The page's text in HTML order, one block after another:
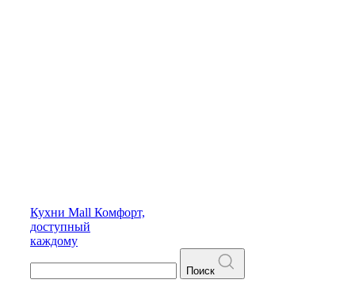
Кухни Mall Комфорт,
доступный
каждому
Поиск